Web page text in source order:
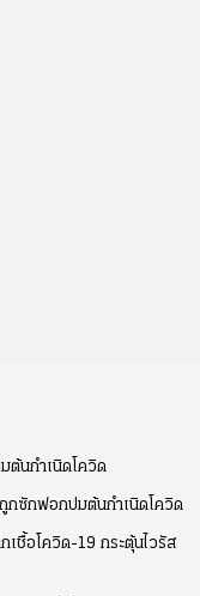
ต้นกำเนิดโควิด
กซักฟอกปมต้นกำเนิดโควิด
ชื้อโควิด-19 กระตุ้นไวรัส